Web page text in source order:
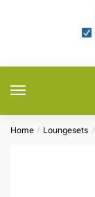
Home / Loungesets /